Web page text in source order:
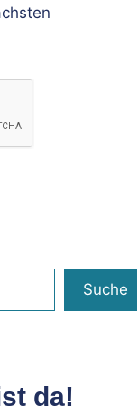
Suche
da!